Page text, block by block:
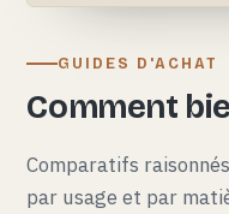
GUIDES D'ACHAT
Comment
Comparatifs
par usage et par